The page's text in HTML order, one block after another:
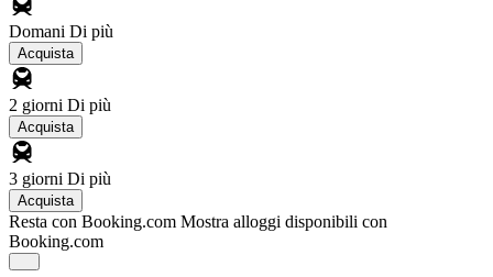
Domani Di più
Acquista
2 giorni Di più
Acquista
3 giorni Di più
Acquista
Resta con Booking.com Mostra alloggi disponibili con
Booking.com